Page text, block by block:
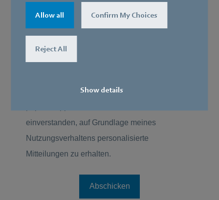
Allow all Confirm My Choices
Reject All
Show details